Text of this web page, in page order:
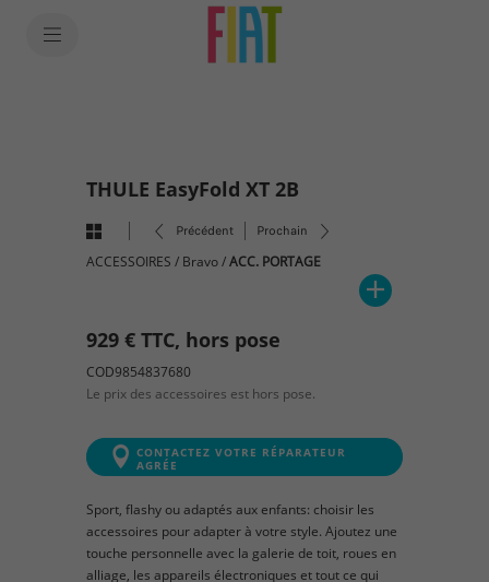
THULE EasyFold XT 2B
Précédent Prochain
ACCESSOIRES / Bravo/ACC. PORTAGE
929 € TTC, hors pose
COD9854837680
Le prix des accessoires est hors pose.
CONTACTEZ VOTRE RÉPARATEUR
AGRÉE
Sport, flashy ou adaptés aux enfants: choisir les
accessoires pour adapter à votre style. Ajoutez une
touche personnelle avec la galerie de toit, roues en
alliage, les appareils électroniques et tout ce qui